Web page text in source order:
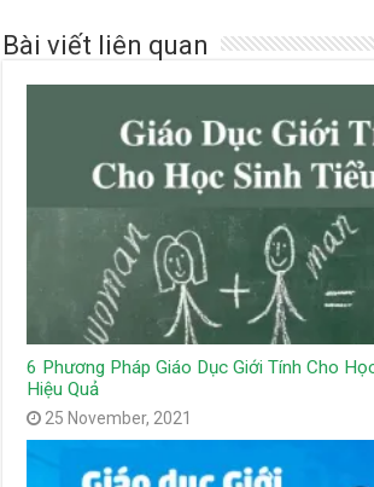
Bài viết liên quan
6 Phương Pháp Giáo Dục Giới Tính Cho
Hiệu Quả
25 November, 2021